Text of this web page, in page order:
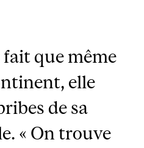
que même
elle
de sa
« On trouve